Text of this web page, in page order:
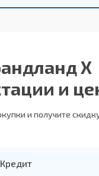
Х
и
и получите